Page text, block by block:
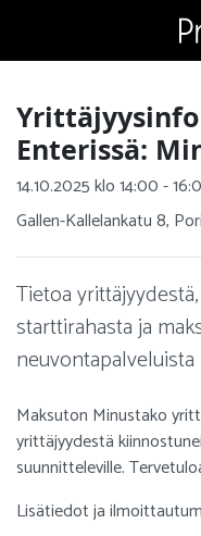
Enterissä:
14.10.2025 klo 14:00 -
Gallen-Kallelankatu 8,
Tietoa
starttirahasta ja
neuvontapalveluista
Maksuton Minustako
yrittäjyydestä
suunnitteleville.
Lisätiedot ja